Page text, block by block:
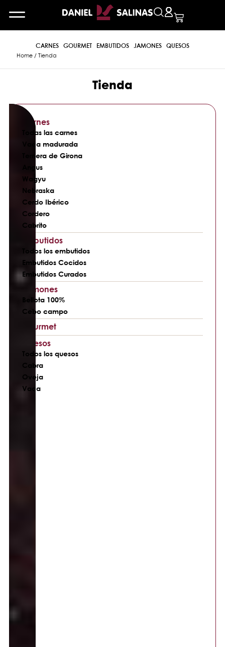
CARNES GOURMET EMBUTIDOS JAMONES QUESOS
Home/ Tienda
Tienda
Carnes
Todas las carnes
Vaca madurada
Ternera de Girona
Angus
Wagyu
Nebraska
Cerdo Ibérico
Cordero
Cabrito
Embutidos
Todos los embutidos
Embutidos Cocidos
Embutidos Curados
Jamones
Bellota 100%
Cebo campo
Gourmet
Quesos
Todos los quesos
Cabra
Oveja
Vaca